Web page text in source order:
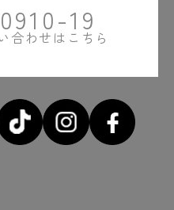
19
合わせはこちら